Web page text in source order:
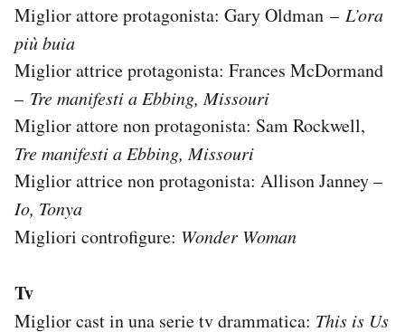
Miglior attore protagonista: Gary Oldman – L’ora
più buia
Miglior attrice protagonista: Frances McDormand
– Tre manifesti a Ebbing, Missouri
Miglior attore non protagonista: Sam Rockwell,
Tre manifesti a Ebbing, Missouri
Miglior attrice non protagonista: Allison Janney –
Io, Tonya
Migliori controfigure: Wonder Woman
Tv
Miglior cast in una serie tv drammatica: This is Us